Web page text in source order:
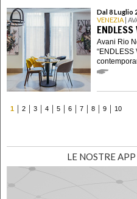
Dal 8 Luglio
VENEZIA |
Avani Rio
“ENDLESS
1 2 3 4 5 6 7 8 9
10
LE NOSTRE APP